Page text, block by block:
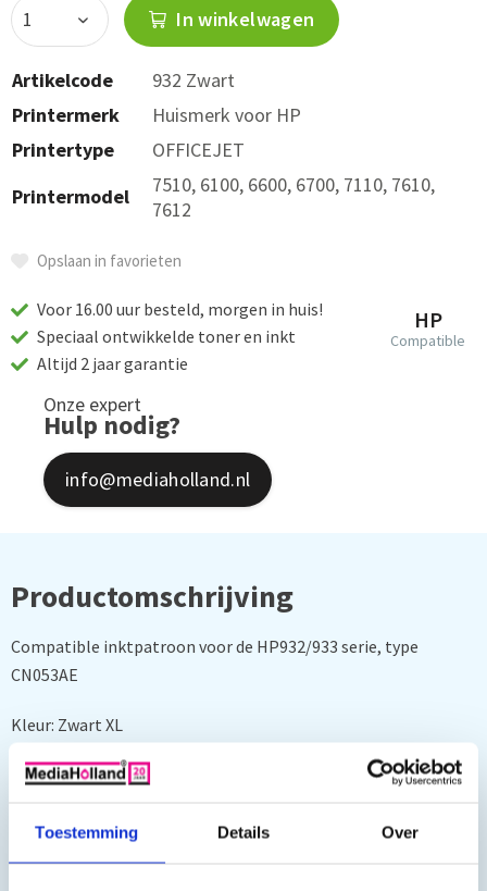
Toestemming Details Over
In winkelwagen
Artikelcode
932 Zwart
Printermerk
Huismerk voor HP
Printertype
OFFICEJET
Printermodel
7510, 6100, 6600, 6700, 7110, 7610,
7612
Opslaan in favorieten
HP
Compatible
Voor 16.00 uur besteld, morgen in huis!
Speciaal ontwikkelde toner en inkt
Altijd 2 jaar garantie
Onze expert
Hulp nodig?
info@mediaholland.nl
Productomschrijving
Compatible inktpatroon voor de HP932/933 serie, type
CN053AE
Kleur: Zwart XL
Inhoud 32 ml.
Geschikt voor: